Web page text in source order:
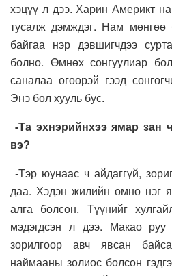
хэцүү л дээ. Харин Америкт
тусалж дэмждэг. Нам мөнгөө
байгаа нэр дэвшигчдээ
болно. Өмнөх сонгуулиар
саналаа өгөөрэй гээд
Энэ бол хууль бус.
-Та эхнэрийнхээ ямар зан
вэ?
-Тэр юунаас ч айдаггүй,
даа. Хэдэн жилийн өмнө нэг
алга болсон. Түүнийг
мэдэгдсэн л дээ. Макао
зорилгоор авч явсан
наймааны золиос болсон